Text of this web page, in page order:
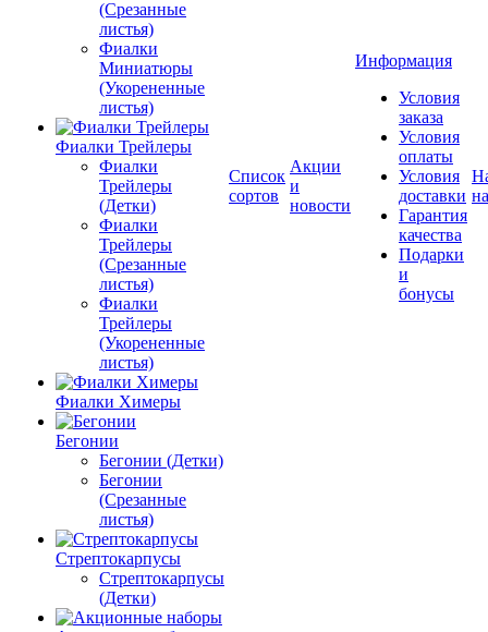
(Срезанные
листья)
Фиалки
Миниатюры
(Укорененные
листья)
Фиалки Трейлеры
Фиалки
Трейлеры
(Детки)
Фиалки
Трейлеры
(Срезанные
листья)
Фиалки
Трейлеры
(Укорененные
листья)
Фиалки Химеры
Бегонии
Бегонии (Детки)
Бегонии
(Срезанные
листья)
Стрептокарпусы
Стрептокарпусы
(Детки)
Список
сортов
Акции
и
новости
Информация
Условия
заказа
Условия
оплаты
Условия
доставки
Гарантия
качества
Подарки
и
бонусы